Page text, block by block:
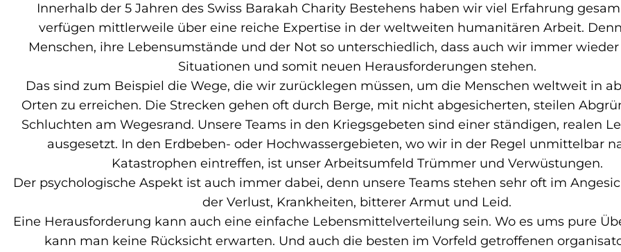
Innerhalb der 5 Jahren des Swiss Barakah Charity Bestehens haben wir viel Erfahrung
verfügen mittlerweile über eine reiche Expertise in der weltweiten humanitären Arbeit.
Menschen, ihre Lebensumstände und der Not so unterschiedlich, dass auch wir immer
Situationen und somit neuen Herausforderungen stehen.
Das sind zum Beispiel die Wege, die wir zurücklegen müssen, um die Menschen weltweit in
Orten zu erreichen. Die Strecken gehen oft durch Berge, mit nicht abgesicherten, steilen
Schluchten am Wegesrand. Unsere Teams in den Kriegsgebeten sind einer ständigen, realen
ausgesetzt. In den Erdbeben- oder Hochwassergebieten, wo wir in der Regel unmittelbar
Katastrophen eintreffen, ist unser Arbeitsumfeld Trümmer und Verwüstungen.
Der psychologische Aspekt ist auch immer dabei, denn unsere Teams stehen sehr oft im
der Verlust, Krankheiten, bitterer Armut und Leid.
Eine Herausforderung kann auch eine einfache Lebensmittelverteilung sein. Wo es ums pure
kann man keine Rücksicht erwarten. Und auch die besten im Vorfeld getroffenen